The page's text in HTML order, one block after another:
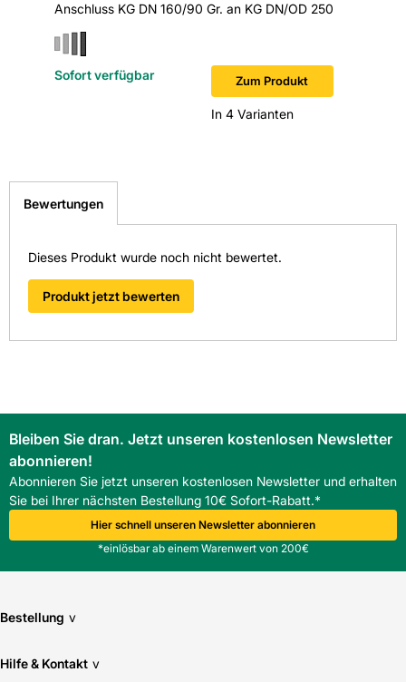
Anschluss KG DN 160/90 Gr. an KG DN/OD 250
Zum Produkt
In 4 Varianten
Sofort verfügbar
Bewertungen
Dieses Produkt wurde noch nicht bewertet.
Produkt jetzt bewerten
Bleiben Sie dran. Jetzt unseren kostenlosen Newsletter
abonnieren!
Abonnieren Sie jetzt unseren kostenlosen Newsletter und erhalten
Sie bei Ihrer nächsten Bestellung 10€ Sofort-Rabatt.*
Hier schnell unseren Newsletter abonnieren
*einlösbar ab einem Warenwert von 200€
Bestellung v
Hilfe & Kontakt v